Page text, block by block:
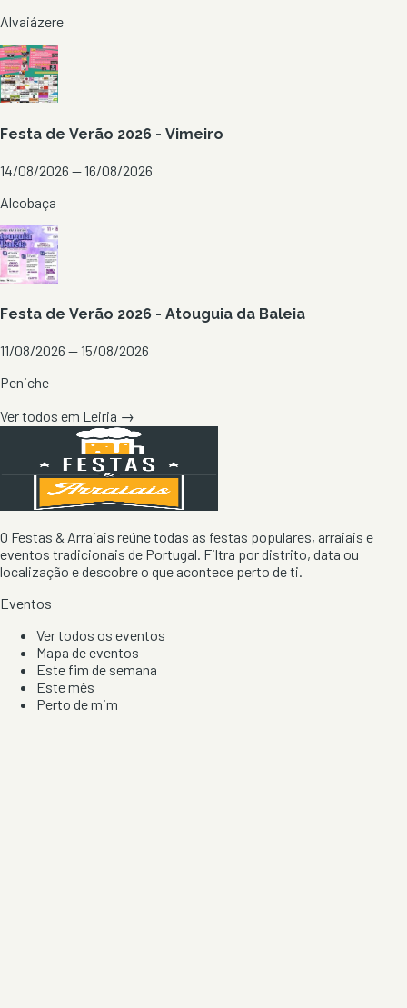
Alvaiázere
Festa de Verão 2026 - Vimeiro
14/08/2026 — 16/08/2026
Alcobaça
Festa de Verão 2026 - Atouguia da Baleia
11/08/2026 — 15/08/2026
Peniche
Ver todos em Leiria →
O Festas & Arraiais reúne todas as festas populares, arraiais e
eventos tradicionais de Portugal. Filtra por distrito, data ou
localização e descobre o que acontece perto de ti.
Eventos
Ver todos os eventos
Mapa de eventos
Este fim de semana
Este mês
Perto de mim